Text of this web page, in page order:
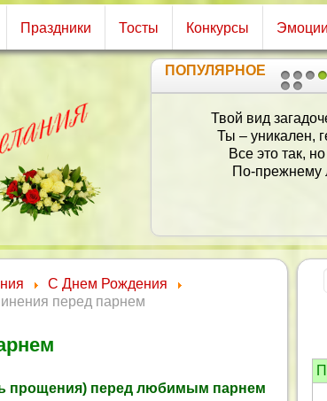
Праздники Тосты Конкурсы Эмоции
1 2
2021
ПОПУЛЯРНОЕ
Твой вид
Ты – уникален,
Все это так,
По-прежнему
С Днем Рождения
перед парнем
прощения) перед любимым парнем